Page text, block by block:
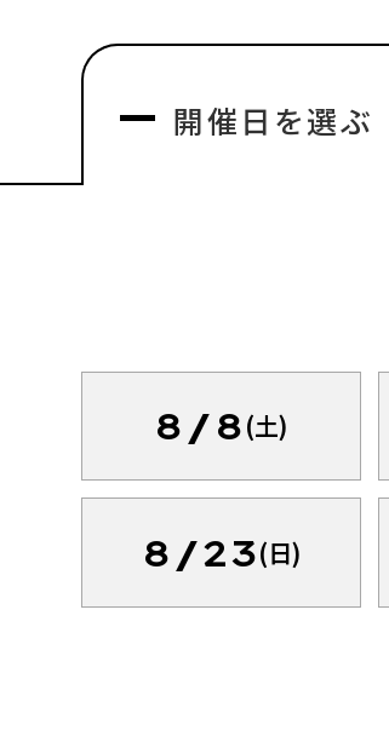
開催日を選ぶ
8/8(土)
8/23(日)